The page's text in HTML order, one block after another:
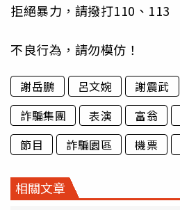
拒絕暴力，請撥打110、113
不良行為，請勿模仿！
謝岳鵬 呂文婉 謝震武
詐騙集團
表演 富翁
節目
詐騙園區 機票
相關文章